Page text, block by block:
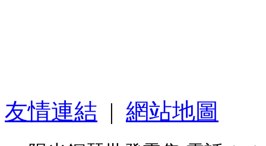
友情連結 | 網站地圖